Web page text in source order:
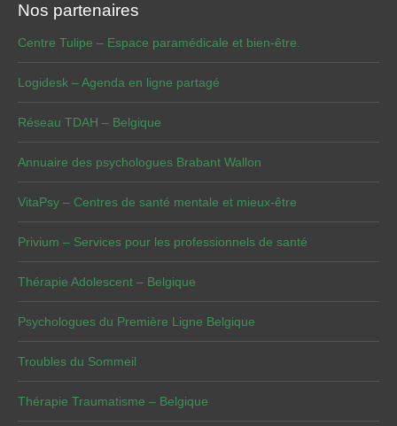
Nos partenaires
Centre Tulipe – Espace paramédicale et bien-être.
Logidesk – Agenda en ligne partagé
Réseau TDAH – Belgique
Annuaire des psychologues Brabant Wallon
VitaPsy – Centres de santé mentale et mieux-être
Privium – Services pour les professionnels de santé
Thérapie Adolescent – Belgique
Psychologues du Première Ligne Belgique
Troubles du Sommeil
Thérapie Traumatisme – Belgique